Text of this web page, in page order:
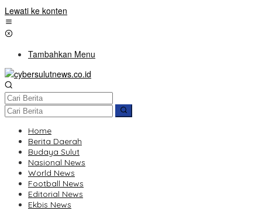
Lewati ke konten
Tambahkan Menu
Home
Berita Daerah
Budaya Sulut
Nasional News
World News
Football News
Editorial News
Ekbis News